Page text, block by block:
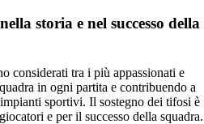
storia e nel successo della
considerati tra i più appassionati e
in ogni partita e contribuendo a
sportivi. Il sostegno dei tifosi è
e per il successo della squadra.